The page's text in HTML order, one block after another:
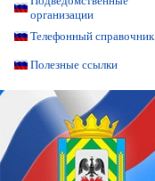
организации
Телефонный справочник
Полезные ссылки